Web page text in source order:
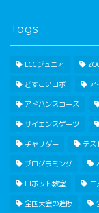
Tags
ECCジュニア
どすこいロボ ア
アドバンスコース
サイエンスゲーツ
チャリダー テス
プログラミング
ロボット教室 二
全国大会の進捗